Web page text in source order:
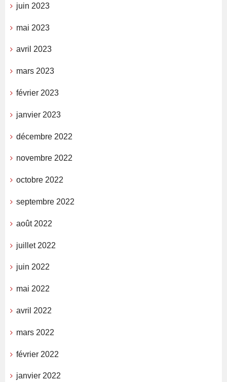
juin 2023
mai 2023
avril 2023
mars 2023
février 2023
janvier 2023
décembre 2022
novembre 2022
octobre 2022
septembre 2022
août 2022
juillet 2022
juin 2022
mai 2022
avril 2022
mars 2022
février 2022
janvier 2022